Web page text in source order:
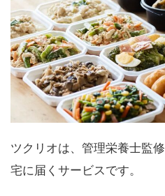
ツクリオは、管理栄養士監
宅に届くサービスです。